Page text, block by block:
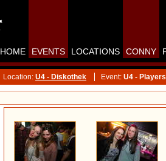
HOME EVENTS LOCATIONS CONNY
Location: U4 - Diskothek Event: U4 -